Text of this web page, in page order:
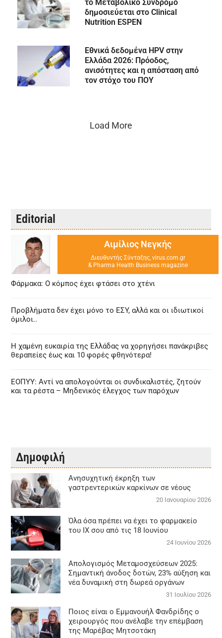
το Μεταβολικό Σύνδρομο
δημοσιεύεται στο Clinical
Nutrition ESPEN
Εθνικά δεδομένα HPV στην
Ελλάδα 2026: Πρόοδος,
ανισότητες και η απόσταση από
τον στόχο του ΠΟΥ
Load More
Editorial
Αιμίλιος Νεγκής
Διευθυντής Σύνταξης, virus.com.gr
& Pharma Health Business magazine
Φάρμακα: Ο κόμπος έχει φτάσει στο χτένι
Προβλήματα δεν έχει μόνο το ΕΣΥ, αλλά και οι ιδιωτικοί
όμιλοι..
Η χαμένη ευκαιρία της Ελλάδας να χορηγήσει πανάκριβες
θεραπείες έως και 10 φορές φθηνότερα!
ΕΟΠΥΥ: Αντί να απολογούνται οι συνδικαλιστές, ζητούν
και τα ρέστα – Μηδενικός έλεγχος των παρόχων
Δημοφιλή
Aνησυχητική έκρηξη των
γαστρεντερικών καρκίνων σε νέους
20 Ιανουαρίου 2026
Όλα όσα πρέπει να έχει το φαρμακείο
του ΙΧ σου από τις 18 Ιουνίου
24 Ιουνίου 2026
Απολογισμός Μεταμοσχεύσεων 2025:
Σημαντική άνοδος δοτών, 23% αύξηση και
νέα δυναμική στη δωρεά οργάνων
31 Ιουλίου 2026
Ποιος είναι ο Εμμανουήλ Φανδρίδης ο
χειρουργός που ανέλαβε την επέμβαση
της Μαρέβας Μητσοτάκη